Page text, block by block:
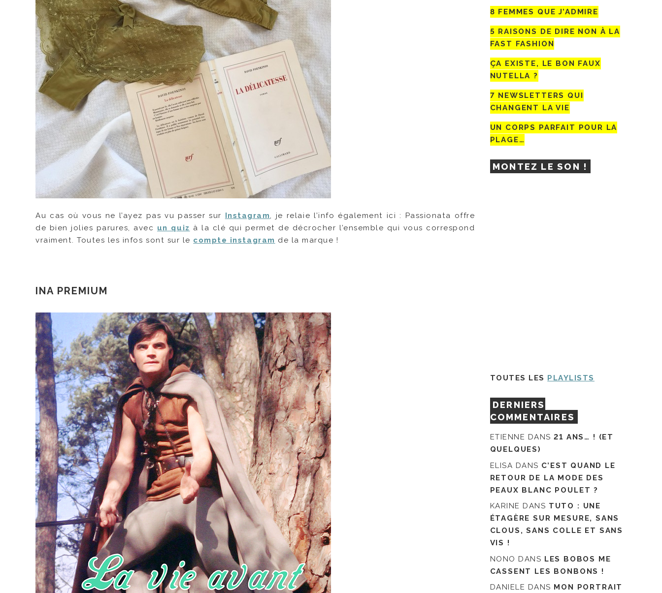
Au cas où vous ne l’ayez pas vu passer sur Instagram, je relaie l’info également ici : Passionata offre
de bien jolies parures, avec un quiz à la clé qui permet de décrocher l’ensemble qui vous correspond
vraiment. Toutes les infos sont sur le compte instagram de la marque !
INA PREMIUM
8 FEMMES QUE J’ADMIRE
5 RAISONS DE DIRE NON À LA
FAST FASHION
ÇA EXISTE, LE BON FAUX
NUTELLA ?
7 NEWSLETTERS QUI
CHANGENT LA VIE
UN CORPS PARFAIT POUR LA
PLAGE…
MONTEZ LE SON !
TOUTES LES PLAYLISTS
DERNIERS
COMMENTAIRES
ETIENNE DANS21 ANS… ! (ET
QUELQUES)
ELISA DANS C’EST QUAND LE
RETOUR DE LA MODE DES
PEAUX BLANC POULET ?
KARINE DANS TUTO : UNE
ÉTAGÈRE SUR MESURE, SANS
CLOUS, SANS COLLE ET SANS
VIS !
NONO DANS LES BOBOS ME
CASSENT LES BONBONS !
DANIELE DANS MON PORTRAIT